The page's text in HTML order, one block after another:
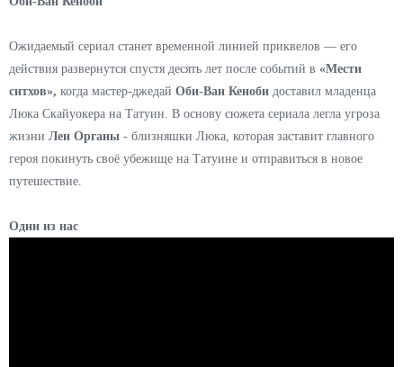
Ожидаемый сериал станет временной линией приквелов — его
действия развернутся спустя десять лет после событий в «Мести
ситхов», когда мастер-джедай Оби-Ван Кеноби доставил младенца
Люка Скайуокера на Татуин. В основу сюжета сериала легла угроза
жизни Леи Органы - близняшки Люка, которая заставит главного
героя покинуть своё убежище на Татуине и отправиться в новое
путешествие.
Одни из нас